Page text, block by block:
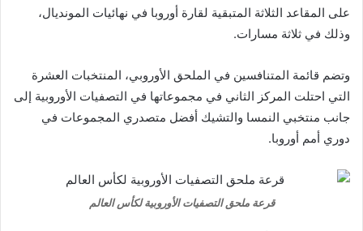
على المقاعد الثلاثة المتبقية لقارة أوروبا في نهائيات المونديال،
وذلك في ثلاثة مسارات.
وتضم قائمة المتنافسين في الملحق الأوروبي، المنتخبات العشرة
التي احتلت المركز الثاني في مجموعاتها في التصفيات الأوروبية إلى
جانب منتخبي النمسا والتشيك أفضل متصدري المجموعات في
دوري أمم أوروبا.
قرعة ملحق التصفيات الأوروبية لكأس العالم